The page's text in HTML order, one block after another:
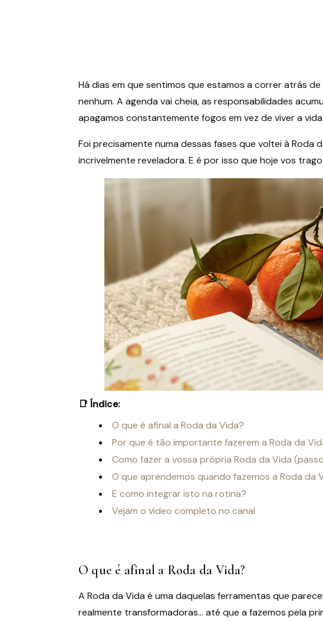
Há dias em que sentimos que estamos a correr atrás
nenhum. A agenda vai cheia, as responsabilidades
apagamos constantemente fogos em vez de viver a
Foi precisamente numa dessas fases que voltei à Roda
incrivelmente reveladora. E é por isso que hoje vos
📑 Índice:
O que é afinal a Roda da Vida?
Por que é tão importante fazerem a Roda da
Como fazer a vossa própria Roda da Vida
O que aprendemos quando fazemos a Roda da
E como integrar isto na rotina?
Vejam o vídeo completo no canal
O que é afinal a Roda da Vida?
A Roda da Vida é uma daquelas ferramentas que
realmente transformadoras… até que a fazemos pela